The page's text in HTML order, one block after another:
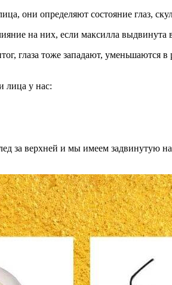
они определяют состояние глаз,
на них, если максилла выдвинута
глаза тоже западают,
лица у нас:
за верхней и мы имеем